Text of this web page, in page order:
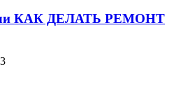
КАК ДЕЛАТЬ РЕМОНТ